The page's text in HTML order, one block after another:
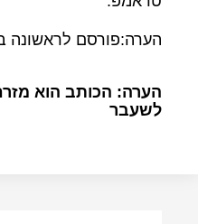
הערה:פורסם לראשונה
הערה: הכותב הוא
לשעבר